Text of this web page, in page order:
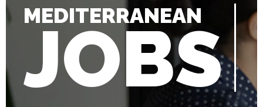
MEDITERRANEAN
JOBS